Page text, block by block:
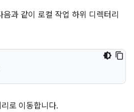
과 같이 로컬 작업 하위 디렉터리
로 이동합니다.